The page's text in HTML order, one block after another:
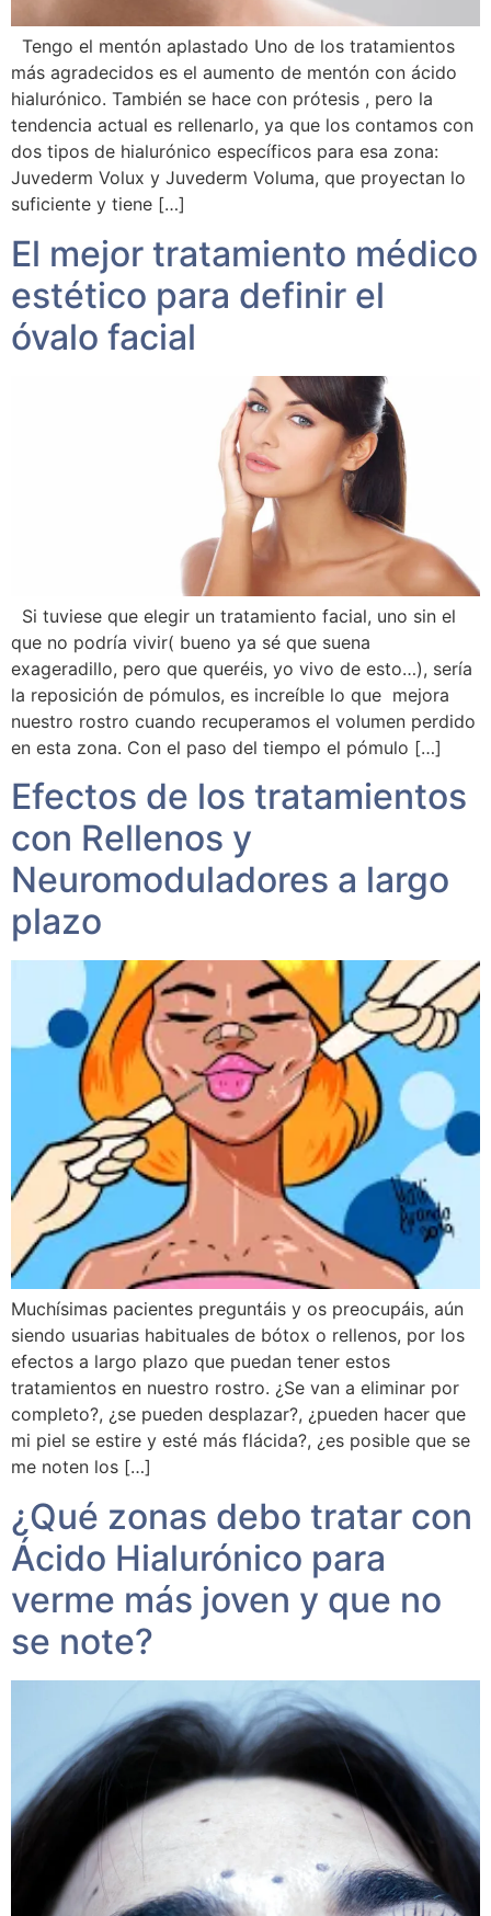
Tengo el mentón aplastado Uno de los tratamientos
más agradecidos es el aumento de mentón con ácido
hialurónico. También se hace con prótesis , pero la
tendencia actual es rellenarlo, ya que los contamos con
dos tipos de hialurónico específicos para esa zona:
Juvederm Volux y Juvederm Voluma, que proyectan lo
suficiente y tiene […]
El mejor tratamiento médico
estético para definir el
óvalo facial
Si tuviese que elegir un tratamiento facial, uno sin el
que no podría vivir( bueno ya sé que suena
exageradillo, pero que queréis, yo vivo de esto…), sería
la reposición de pómulos, es increíble lo que mejora
nuestro rostro cuando recuperamos el volumen perdido
en esta zona. Con el paso del tiempo el pómulo […]
Efectos de los tratamientos
con Rellenos y
Neuromoduladores a largo
plazo
Muchísimas pacientes preguntáis y os preocupáis, aún
siendo usuarias habituales de bótox o rellenos, por los
efectos a largo plazo que puedan tener estos
tratamientos en nuestro rostro. ¿Se van a eliminar por
completo?, ¿se pueden desplazar?, ¿pueden hacer que
mi piel se estire y esté más flácida?, ¿es posible que se
me noten los […]
¿Qué zonas debo tratar con
Ácido Hialurónico para
verme más joven y que no
se note?